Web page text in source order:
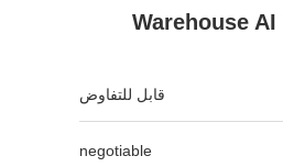
Warehouse
قابل للتفاوض
negotiable